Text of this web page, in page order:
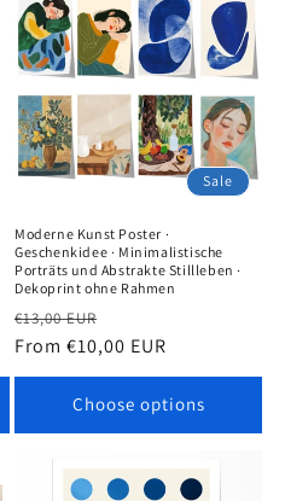
Sale
Moderne Kunst Poster ·
Geschenkidee · Minimalistische
Porträts und Abstrakte Stillleben ·
Dekoprint ohne Rahmen
Regular
price
€13,00 EUR
price
From €10,00 EUR
Choose options